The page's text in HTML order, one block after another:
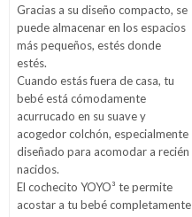
Gracias a su diseño compacto, se
puede almacenar en los espacios
más pequeños, estés donde
estés.
Cuando estás fuera de casa, tu
bebé está cómodamente
acurrucado en su suave y
acogedor colchón, especialmente
diseñado para acomodar a recién
nacidos.
El cochecito YOYO³ te permite
acostar a tu bebé completamente